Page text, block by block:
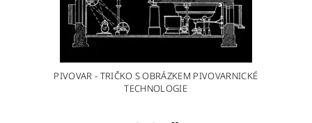
PIVOVAR - TRIČKO S OBRÁZKEM PIVOVARNICKÉ
TECHNOLOGIE